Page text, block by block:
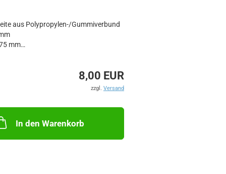
aus Polypropylen-/Gummiverbund
mm
8,00 EUR
zzgl. Versand
In den Warenkorb